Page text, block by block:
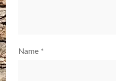
Name *